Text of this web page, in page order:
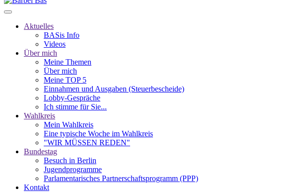
Aktuelles
BASis Info
Videos
Über mich
Meine Themen
Über mich
Meine TOP 5
Einnahmen und Ausgaben (Steuerbescheide)
Lobby-Gespräche
Ich stimme für Sie...
Wahlkreis
Mein Wahlkreis
Eine typische Woche im Wahlkreis
"WIR MÜSSEN REDEN"
Bundestag
Besuch in Berlin
Jugendprogramme
Parlamentarisches Partnerschaftsprogramm (PPP)
Kontakt